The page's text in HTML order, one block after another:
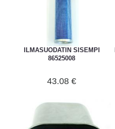
ILMASUODATIN SISEMPI
86525008
43.08 €